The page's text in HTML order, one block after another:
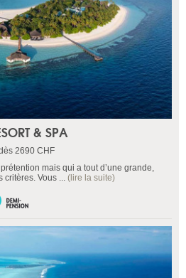
& SPA
2690 CHF
mais qui a tout d’une grande,
critères. Vous ... (lire la suite)